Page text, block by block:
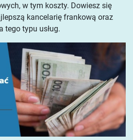
w tym koszty. Dowiesz się
kancelarię frankową oraz
tego typu usług.